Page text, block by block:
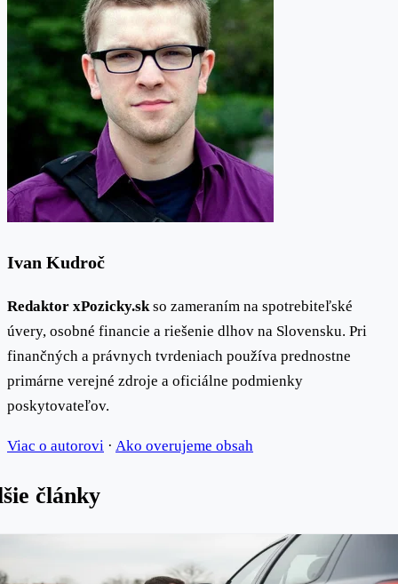
Ivan Kudroč
Redaktor xPozicky.sk so zameraním na spotrebiteľské
úvery, osobné financie a riešenie dlhov na Slovensku. Pri
finančných a právnych tvrdeniach používa prednostne
primárne verejné zdroje a oficiálne podmienky
poskytovateľov.
Viac o autorovi · Ako overujeme obsah
články